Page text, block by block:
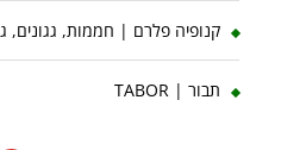
קנופיה פלרם | חממות, גגונים,
תבור | TABOR